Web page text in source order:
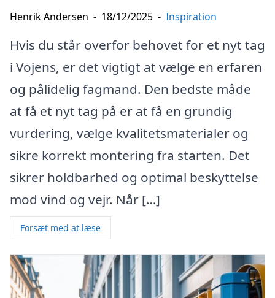
Henrik Andersen - 18/12/2025 - Inspiration
Hvis du står overfor behovet for et nyt tag
i Vojens, er det vigtigt at vælge en erfaren
og pålidelig fagmand. Den bedste måde
at få et nyt tag på er at få en grundig
vurdering, vælge kvalitetsmaterialer og
sikre korrekt montering fra starten. Det
sikrer holdbarhed og optimal beskyttelse
mod vind og vejr. Når […]
Forsæt med at læse